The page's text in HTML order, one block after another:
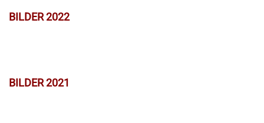
BILDER 2022
BILDER 2021